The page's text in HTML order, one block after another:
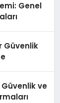
Genel
Güvenlik
ve